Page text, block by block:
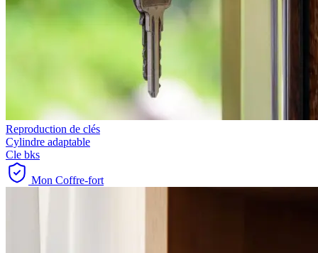
Reproduction de clés
Cylindre adaptable
Cle bks
Mon Coffre-fort